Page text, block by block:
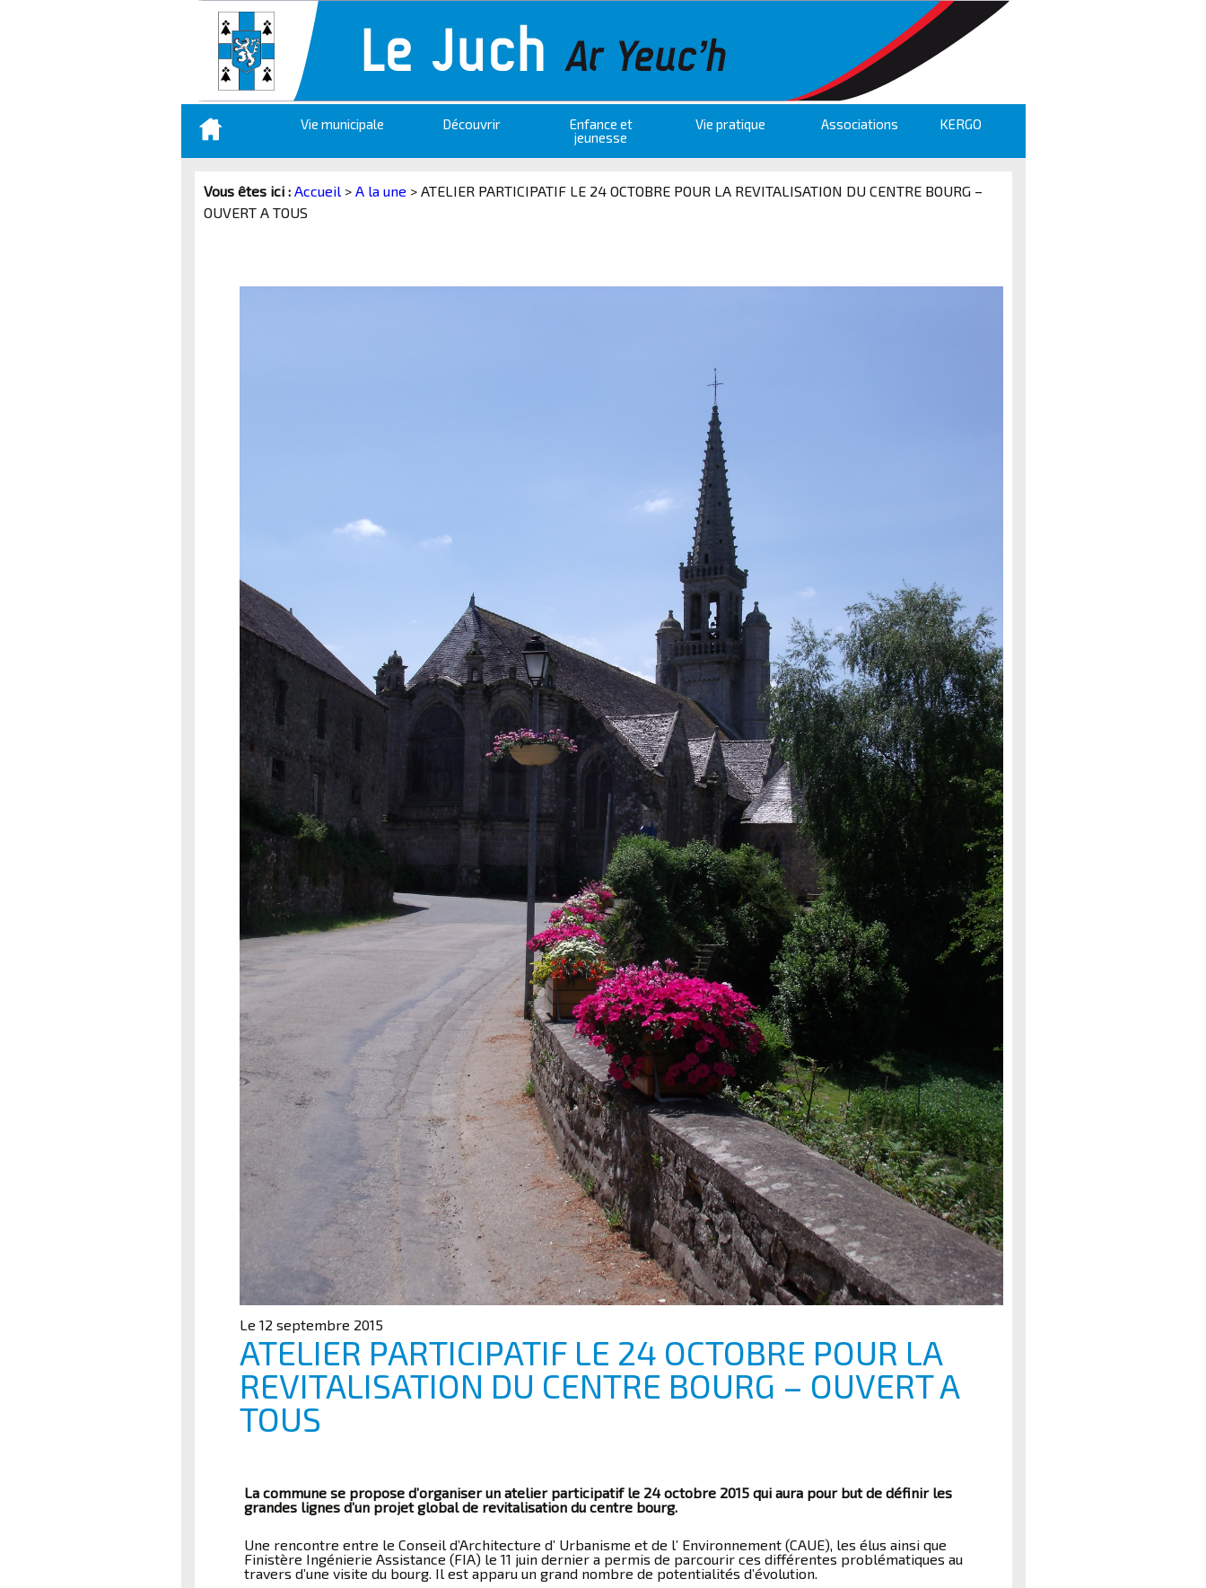
Aller
contenu
Vie municipale Découvrir
Enfance et
jeunesse
Vie pratique Associations KERGO
Vous êtes ici : Accueil> A la une > ATELIER PARTICIPATIF LE 24 OCTOBRE POUR LA REVITALISATION DU CENTRE BOURG –
OUVERT A TOUS
Le 12 septembre 2015
ATELIER PARTICIPATIF LE 24 OCTOBRE POUR LA
REVITALISATION DU CENTRE BOURG – OUVERT A
TOUS
La commune se propose d’organiser un atelier participatif le 24 octobre 2015 qui aura pour but de définir les
grandes lignes d’un projet global de revitalisation du centre bourg.
Une rencontre entre le Conseil d’Architecture d’ Urbanisme et de l’ Environnement (CAUE), les élus ainsi que
Finistère Ingénierie Assistance (FIA) le 11 juin dernier a permis de parcourir ces différentes problématiques au
travers d’une visite du bourg. Il est apparu un grand nombre de potentialités d’évolution.